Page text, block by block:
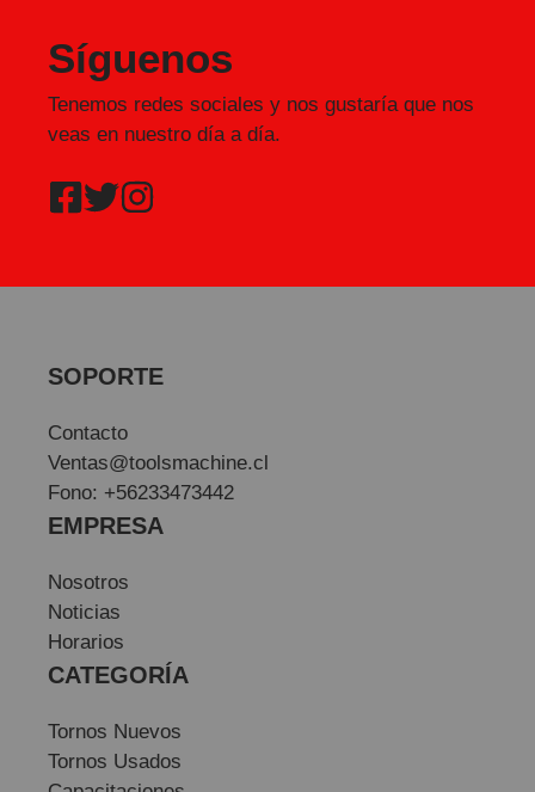
Síguenos
Tenemos redes sociales y nos gustaría que nos
veas en nuestro día a día.
SOPORTE
Contacto
Ventas@toolsmachine.cl
Fono: +56233473442
EMPRESA
Nosotros
Noticias
Horarios
CATEGORÍA
Tornos Nuevos
Tornos Usados